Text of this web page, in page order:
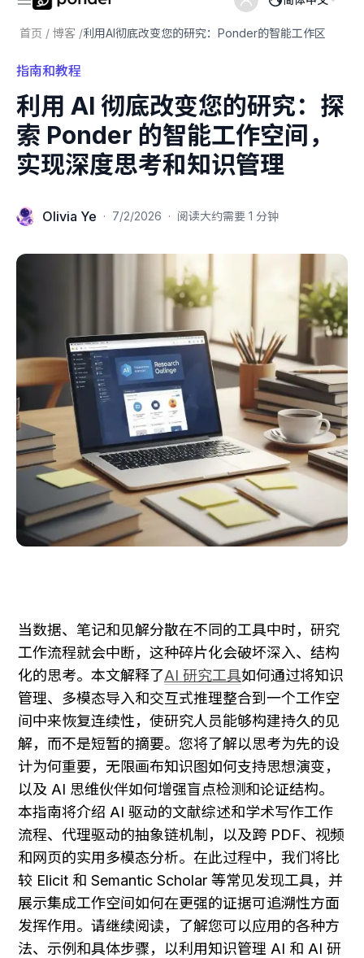
首页 / 博客 /利用AI彻底改变您的研究：Ponder的智能工作区
指南和教程
利用 AI 彻底改变您的研究：探
索 Ponder 的智能工作空间，
实现深度思考和知识管理
Olivia Ye · 7/2/2026 · 阅读大约需要 1 分钟
当数据、笔记和见解分散在不同的工具中时，研究
工作流程就会中断，这种碎片化会破坏深入、结构
化的思考。本文解释了AI 研究工具如何通过将知识
管理、多模态导入和交互式推理整合到一个工作空
间中来恢复连续性，使研究人员能够构建持久的见
解，而不是短暂的摘要。您将了解以思考为先的设
计为何重要，无限画布知识图如何支持思想演变，
以及 AI 思维伙伴如何增强盲点检测和论证结构。
本指南将介绍 AI 驱动的文献综述和学术写作工作
流程、代理驱动的抽象链机制，以及跨 PDF、视频
和网页的实用多模态分析。在此过程中，我们将比
较 Elicit 和 Semantic Scholar 等常见发现工具，并
展示集成工作空间如何在更强的证据可追溯性方面
发挥作用。请继续阅读，了解您可以应用的各种方
法、示例和具体步骤，以利用知识管理 AI 和 AI 研